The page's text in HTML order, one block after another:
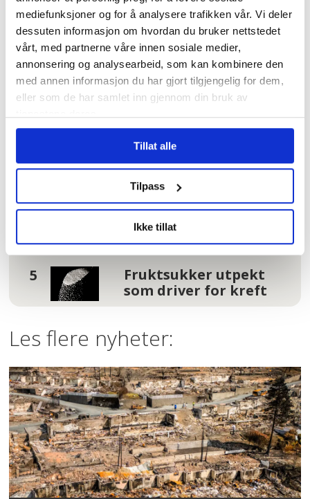
mediefunksjoner og for å analysere trafikken vår. Vi deler
dessuten informasjon om hvordan du bruker nettstedet
vårt, med partnerne våre innen sosiale medier,
annonsering og analysearbeid, som kan kombinere den
med annen informasjon du har gjort tilgjengelig for dem,
eller som de har samlet inn gjennom din bruk av
Tillat alle
Tilpass
Ikke tillat
Hundrevis av
ansatte i Oslo
kommune uten
faste oppgaver: –
Føler meg plassert
på loftet og glemt
Tannhelse: Se om du
har krav på gratis
tannbehandling
uten å vite det
I kø for å bli enige
om lønna. Sjekk hele
lista her
Fruktsukker utpekt
som driver for kreft
Les flere nyheter: